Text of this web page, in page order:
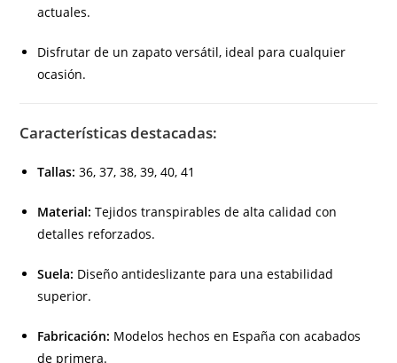
actuales.
Disfrutar de un zapato versátil, ideal para cualquier
ocasión.
Características destacadas:
Tallas: 36, 37, 38, 39, 40, 41
Material: Tejidos transpirables de alta calidad con
detalles reforzados.
Suela: Diseño antideslizante para una estabilidad
superior.
Fabricación: Modelos hechos en España con acabados
de primera.